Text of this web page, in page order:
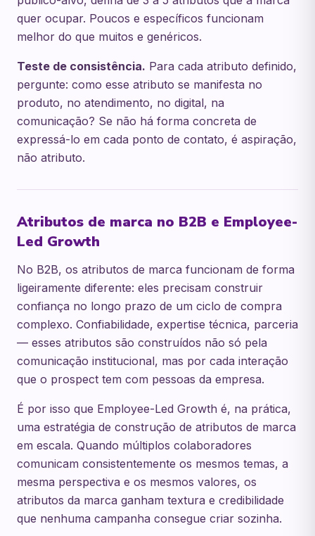
quer ocupar. Poucos e específicos funcionam
melhor do que muitos e genéricos.
Teste de consistência. Para cada atributo definido,
pergunte: como esse atributo se manifesta no
produto, no atendimento, no digital, na
comunicação? Se não há forma concreta de
expressá-lo em cada ponto de contato, é aspiração,
não atributo.
Atributos de marca no B2B e Employee-
Led Growth
No B2B, os atributos de marca funcionam de forma
ligeiramente diferente: eles precisam construir
confiança no longo prazo de um ciclo de compra
complexo. Confiabilidade, expertise técnica, parceria
— esses atributos são construídos não só pela
comunicação institucional, mas por cada interação
que o prospect tem com pessoas da empresa.
É por isso que Employee-Led Growth é, na prática,
uma estratégia de construção de atributos de marca
em escala. Quando múltiplos colaboradores
comunicam consistentemente os mesmos temas, a
mesma perspectiva e os mesmos valores, os
atributos da marca ganham textura e credibilidade
que nenhuma campanha consegue criar sozinha.